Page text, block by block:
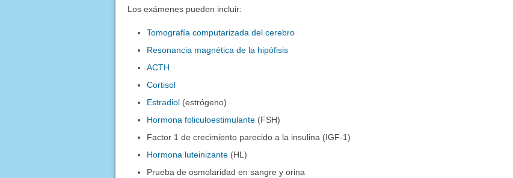
Los exámenes pueden incluir:
Tomografía computarizada del cerebro
Resonancia magnética de la hipófisis
ACTH
Cortisol
Estradiol (estrógeno)
Hormona foliculoestimulante (FSH)
Factor 1 de crecimiento parecido a la insulina (IGF-1)
Hormona luteinizante (HL)
Prueba de osmolaridad en sangre y orina